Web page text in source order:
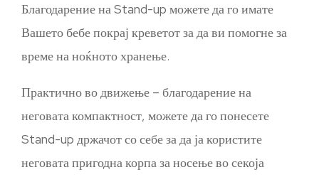
Благодарение на Stand-up можете да го имате
Вашето бебе покрај креветот за да ви помогне за
време на ноќното хранење.
Практично во движење – благодарение на
неговата компактност, можете да го понесете
Stand-up држачот со себе за да ја користите
неговата пригодна корпа за носење во секоја